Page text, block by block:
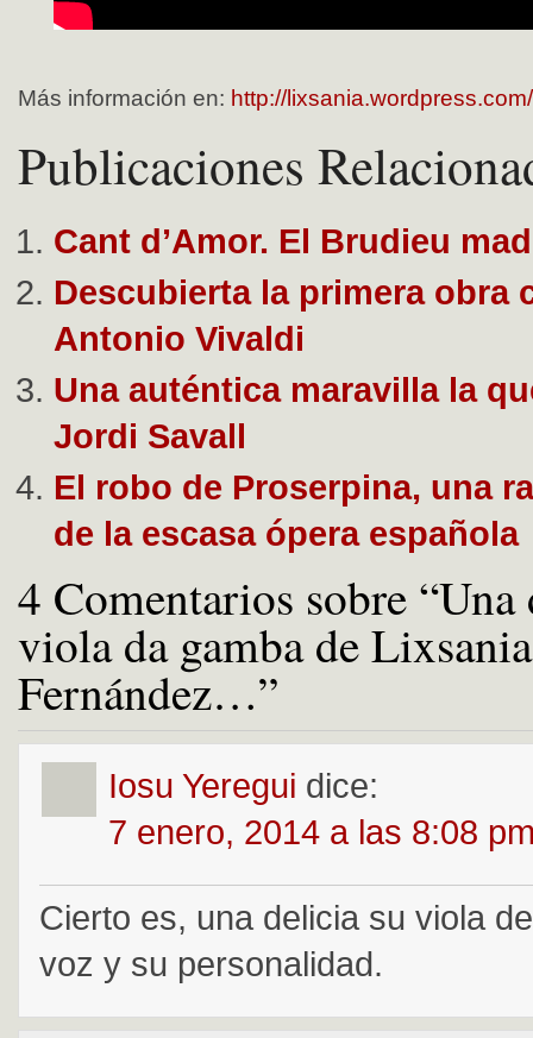
Más información en: http://lixsania.wordpress.com/
Publicaciones
Cant d’Amor. El Brudieu
Descubierta la primera obra
Antonio Vivaldi
Una auténtica maravilla la
Jordi Savall
El robo de Proserpina, una
de la escasa ópera española
4 Comentarios sobre
viola da gamba de Lixsania
Fernández…”
Iosu Yeregui dice:
7 enero, 2014 a las 8:08
Cierto es, una delicia su viola
voz y su personalidad.